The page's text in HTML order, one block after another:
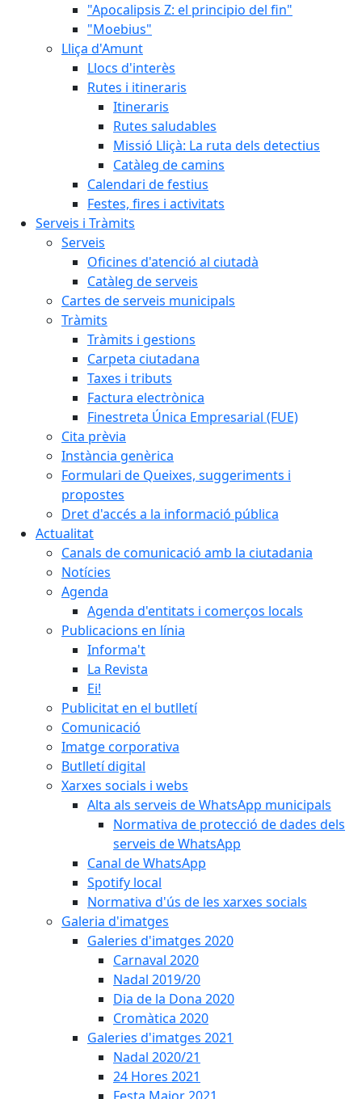
"Apocalipsis Z: el principio del fin"
"Moebius"
Lliça d'Amunt
Llocs d'interès
Rutes i itineraris
Itineraris
Rutes saludables
Missió Lliçà: La ruta dels detectius
Catàleg de camins
Calendari de festius
Festes, fires i activitats
Serveis i Tràmits
Serveis
Oficines d'atenció al ciutadà
Catàleg de serveis
Cartes de serveis municipals
Tràmits
Tràmits i gestions
Carpeta ciutadana
Taxes i tributs
Factura electrònica
Finestreta Única Empresarial (FUE)
Cita prèvia
Instància genèrica
Formulari de Queixes, suggeriments i
propostes
Dret d'accés a la informació pública
Actualitat
Canals de comunicació amb la ciutadania
Notícies
Agenda
Agenda d'entitats i comerços locals
Publicacions en línia
Informa't
La Revista
Ei!
Publicitat en el butlletí
Comunicació
Imatge corporativa
Butlletí digital
Xarxes socials i webs
Alta als serveis de WhatsApp municipals
Normativa de protecció de dades dels
serveis de WhatsApp
Canal de WhatsApp
Spotify local
Normativa d'ús de les xarxes socials
Galeria d'imatges
Galeries d'imatges 2020
Carnaval 2020
Nadal 2019/20
Dia de la Dona 2020
Cromàtica 2020
Galeries d'imatges 2021
Nadal 2020/21
24 Hores 2021